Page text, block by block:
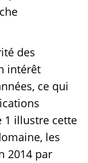
des
intérêt
ce qui
1 illustre cette
les
2014 par